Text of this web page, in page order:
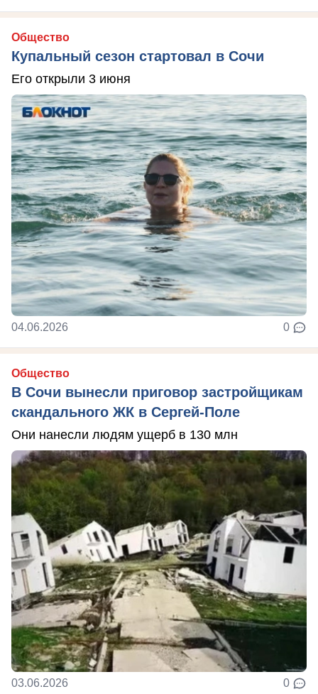
Общество
Купальный сезон стартовал в Сочи
Его открыли 3 июня
04.06.2026 0
Общество
В Сочи вынесли приговор застройщикам
скандального ЖК в Сергей-Поле
Они нанесли людям ущерб в 130 млн
03.06.2026 0